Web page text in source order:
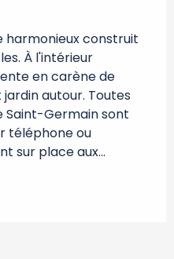
harmonieux construit
À l'intérieur
en carène de
autour. Toutes
Saint-Germain sont
téléphone ou
sur place aux...